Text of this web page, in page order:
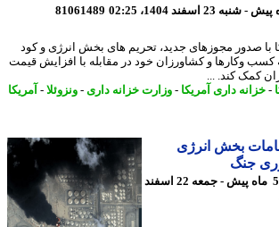
81061489
صدور مجوزهای جدید، تحریم های بخش انرژی و کود
وکارها و کشاورزان خود در مقابله با افزایش قیمت
کند. ...
داری آمریکا- وزارت خزانه داری- ونزوئلا-آمریکا
بخش انرژی
جنگ
5 ماه پیش - جمعه 22 اسفند